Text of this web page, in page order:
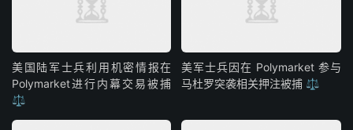
美国陆军士兵利用机密情报在
Polymarket进行内幕交易被捕
⚖️
美军士兵因在 Polymarket 参与
马杜罗突袭相关押注被捕 ⚖️